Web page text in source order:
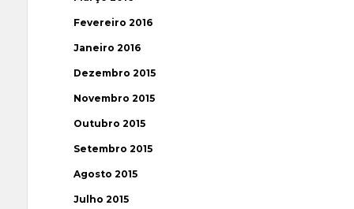
Fevereiro 2016
Janeiro 2016
Dezembro 2015
Novembro 2015
Outubro 2015
Setembro 2015
Agosto 2015
Julho 2015